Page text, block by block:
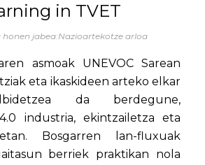
in TVET
honen jabea:Nazioartekotze arloa
asmoak UNEVOC Sarean
eta ikaskideen arteko elkar
da berdegune,
industria, ekintzailetza eta
Bosgarren lan-fluxuak
berriek praktikan nola